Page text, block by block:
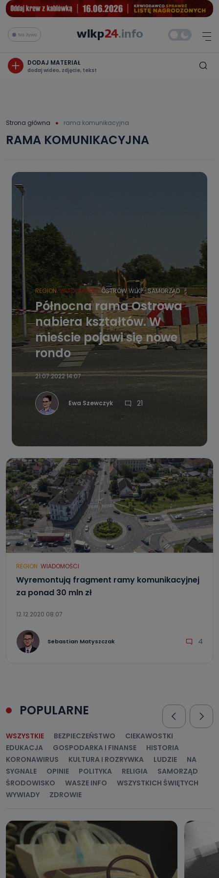
Na żywo
DODAJ MATERIAŁ
dodaj wideo, zdjęcie, tekst
Strona główna rama komunikacyjna
RAMA KOMUNIKACYJNA
REGION WIADOMOŚCI OSTRÓW WLKP. SAMORZĄD
Północna rama Ostrowa
nabiera kształtów. W
mieście pojawi się nowe
rondo
21.07.2022 14:07
Ewa Szewczyk 21
REGION WIADOMOŚCI
Wyremontują fragment ramy komunikacyjnej
za ponad 30 mln zł
12.12.2020 08:07
Sebastian Matyszczak 4
POPULARNE
WSZYSTKIE BEZPIECZEŃSTWO
CIEKAWOSTKI
EDUKACJA
GOSPODARKA I FINANSE
HISTORIA
KORONAWIRUS
KULTURA I ROZRYWKA LUDZIE
NA
SYGNALE
OPINIE POLITYKA RELIGIA
SAMORZĄD
ŚRODOWISKO
WASZE INFO
WSZYSTKICH ŚWIĘTYCH
WYWIADY
ZDROWIE